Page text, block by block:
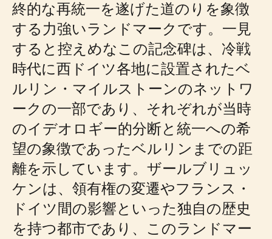
終的な再統一を遂げた道のりを象徴
する力強いランドマークです。一見
すると控えめなこの記念碑は、冷戦
時代に西ドイツ各地に設置されたベ
ルリン・マイルストーンのネットワ
ークの一部であり、それぞれが当時
のイデオロギー的分断と統一への希
望の象徴であったベルリンまでの距
離を示しています。ザールブリュッ
ケンは、領有権の変遷やフランス・
ドイツ間の影響といった独自の歴史
を持つ都市であり、このランドマー